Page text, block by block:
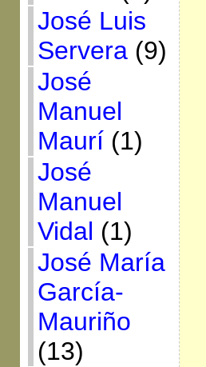
José Luis
Servera(9)
José
Manuel
Maurí(1)
José
Manuel
Vidal (1)
José María
García-
Mauriño
(13)